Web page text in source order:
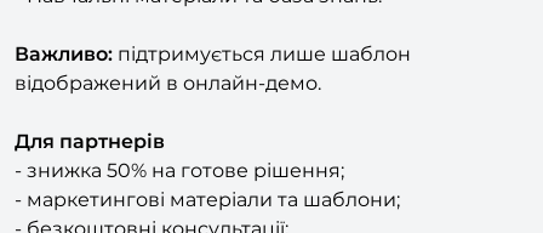
підтримується лише шаблон
відображений в онлайн-демо.
Для партнерів
- знижка 50% на готове рішення;
- маркетингові матеріали та шаблони;
- безкоштовні консультації;
- Безкоштовні ключі NFR для партнерів.